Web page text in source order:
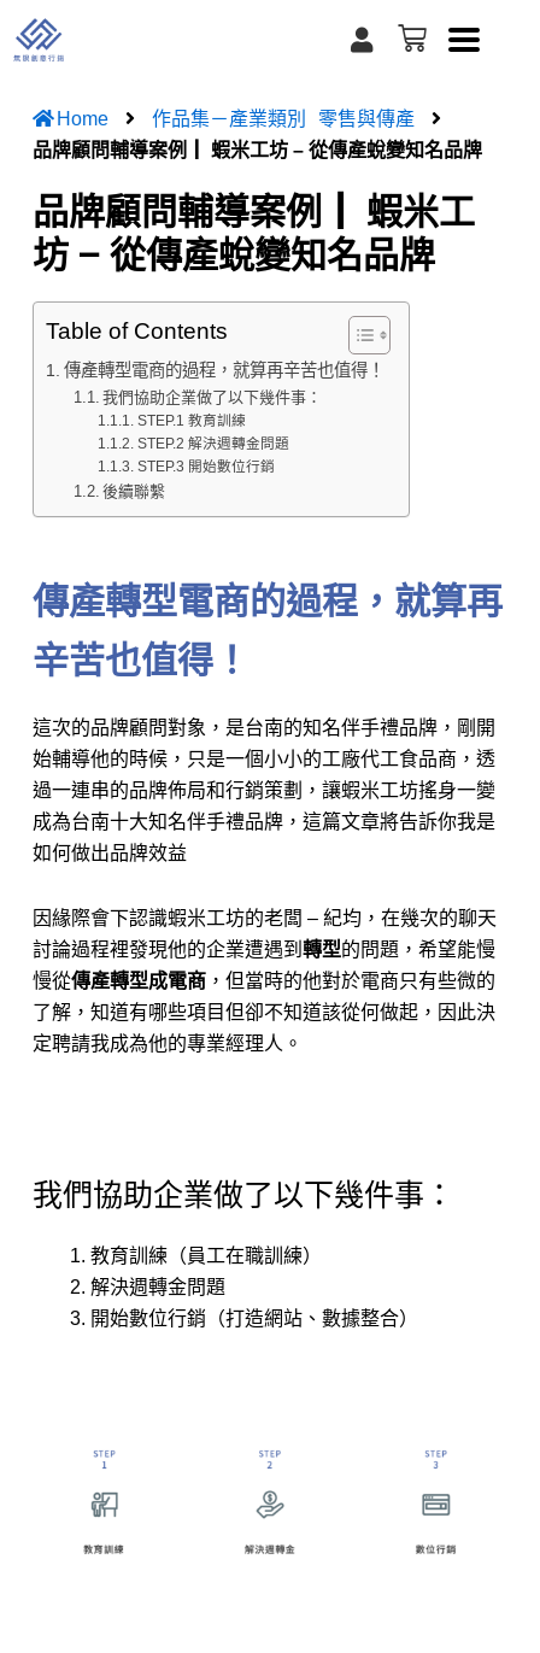
至
U
s
r
購
物
Home 作品集－產業類別
零售與傳產
品牌顧問輔導案例┃ 蝦米工坊 – 從傳產蛻變知名品牌
品牌顧問輔導案例┃ 蝦米工
坊 – 從傳產蛻變知名品牌
Table of Contents
傳產轉型電商的過程，就算再辛苦也值得！
我們協助企業做了以下幾件事：
STEP.1 教育訓練
STEP.2 解決週轉金問題
STEP.3 開始數位行銷
後續聯繫
傳產轉型電商的過程，就算再
辛苦也值得！
這次的品牌顧問對象，是台南的知名伴手禮品牌，剛開
始輔導他的時候，只是一個小小的工廠代工食品商，透
過一連串的品牌佈局和行銷策劃，讓蝦米工坊搖身一變
成為台南十大知名伴手禮品牌，這篇文章將告訴你我是
如何做出品牌效益
因緣際會下認識蝦米工坊的老闆 – 紀均，在幾次的聊天
討論過程裡發現他的企業遭遇到 轉型的問題，希望能慢
慢從傳產轉型成電商 ，但當時的他對於電商只有些微的
了解，知道有哪些項目但卻不知道該從何做起，因此決
定聘請我成為他的專業經理人。
我們協助企業做了以下幾件事：
教育訓練（員工在職訓練）
解決週轉金問題
開始數位行銷（打造網站、數據整合）